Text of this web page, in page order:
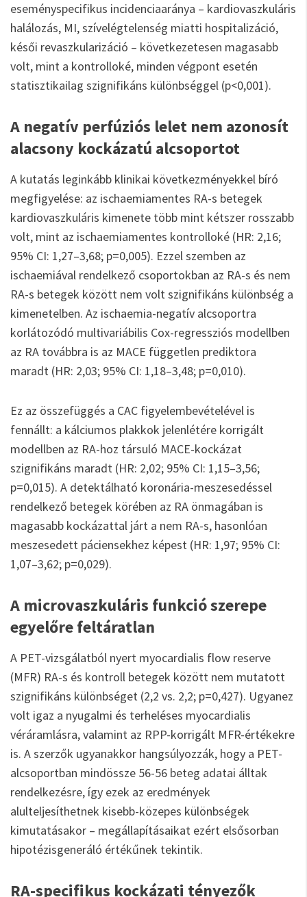
eseményspecifikus incidenciaaránya – kardiovaszkuláris
halálozás, MI, szívelégtelenség miatti hospitalizáció,
késői revaszkularizáció – következetesen magasabb
volt, mint a kontrolloké, minden végpont esetén
statisztikailag szignifikáns különbséggel (p<0,001).
A negatív perfúziós lelet nem azonosít
alacsony kockázatú alcsoportot
A kutatás leginkább klinikai következményekkel bíró
megfigyelése: az ischaemiamentes RA-s betegek
kardiovaszkuláris kimenete több mint kétszer rosszabb
volt, mint az ischaemiamentes kontrolloké (HR: 2,16;
95% CI: 1,27–3,68; p=0,005). Ezzel szemben az
ischaemiával rendelkező csoportokban az RA-s és nem
RA-s betegek között nem volt szignifikáns különbség a
kimenetelben. Az ischaemia-negatív alcsoportra
korlátozódó multivariábilis Cox-regressziós modellben
az RA továbbra is az MACE független prediktora
maradt (HR: 2,03; 95% CI: 1,18–3,48; p=0,010).
Ez az összefüggés a CAC figyelembevételével is
fennállt: a kálciumos plakkok jelenlétére korrigált
modellben az RA-hoz társuló MACE-kockázat
szignifikáns maradt (HR: 2,02; 95% CI: 1,15–3,56;
p=0,015). A detektálható koronária-meszesedéssel
rendelkező betegek körében az RA önmagában is
magasabb kockázattal járt a nem RA-s, hasonlóan
meszesedett páciensekhez képest (HR: 1,97; 95% CI:
1,07–3,62; p=0,029).
A microvaszkuláris funkció szerepe
egyelőre feltáratlan
A PET-vizsgálatból nyert myocardialis flow reserve
(MFR) RA-s és kontroll betegek között nem mutatott
szignifikáns különbséget (2,2 vs. 2,2; p=0,427). Ugyanez
volt igaz a nyugalmi és terheléses myocardialis
véráramlásra, valamint az RPP-korrigált MFR-értékekre
is. A szerzők ugyanakkor hangsúlyozzák, hogy a PET-
alcsoportban mindössze 56-56 beteg adatai álltak
rendelkezésre, így ezek az eredmények
alulteljesíthetnek kisebb-közepes különbségek
kimutatásakor – megállapításaikat ezért elsősorban
hipotézisgeneráló értékűnek tekintik.
RA-specifikus kockázati tényezők